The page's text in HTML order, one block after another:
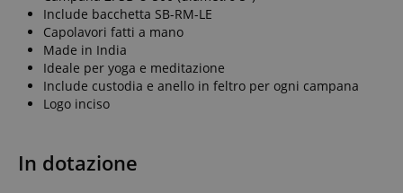
Include bacchetta SB-RM-LE
Capolavori fatti a mano
Made in India
Ideale per yoga e meditazione
Include custodia e anello in feltro per ogni campana
Logo inciso
In dotazione